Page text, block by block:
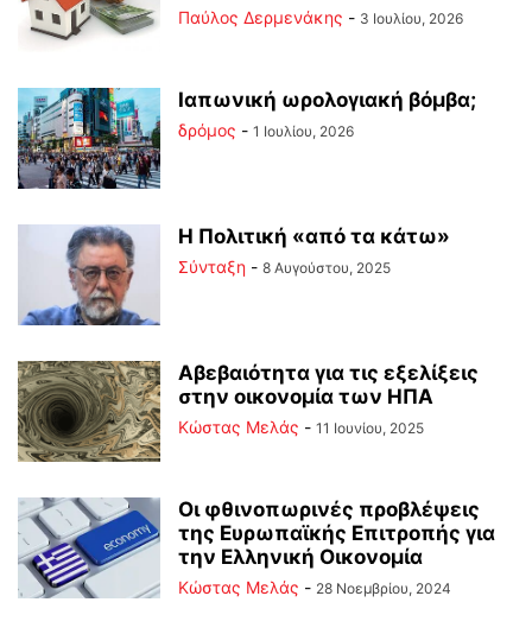
Παύλος Δερμενάκης - 3 Ιουλίου, 2026
Ιαπωνική ωρολογιακή βόμβα;
δρόμος - 1 Ιουλίου, 2026
Η Πολιτική «από τα κάτω»
Σύνταξη - 8 Αυγούστου, 2025
Αβεβαιότητα για τις εξελίξεις
στην οικονομία των ΗΠΑ
Κώστας Μελάς - 11 Ιουνίου, 2025
Οι φθινοπωρινές προβλέψεις
της Ευρωπαϊκής Επιτροπής για
την Ελληνική Οικονομία
Κώστας Μελάς - 28 Νοεμβρίου, 2024